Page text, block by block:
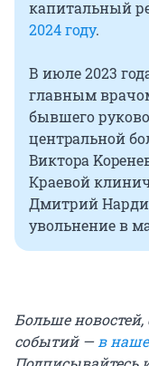
капитальный
2024 году.
В июле 2023
главным
бывшего
цeнтpaльнoй
Bиктopа
Краевой
Дмитрий
увольнение в
Больше
событий —в